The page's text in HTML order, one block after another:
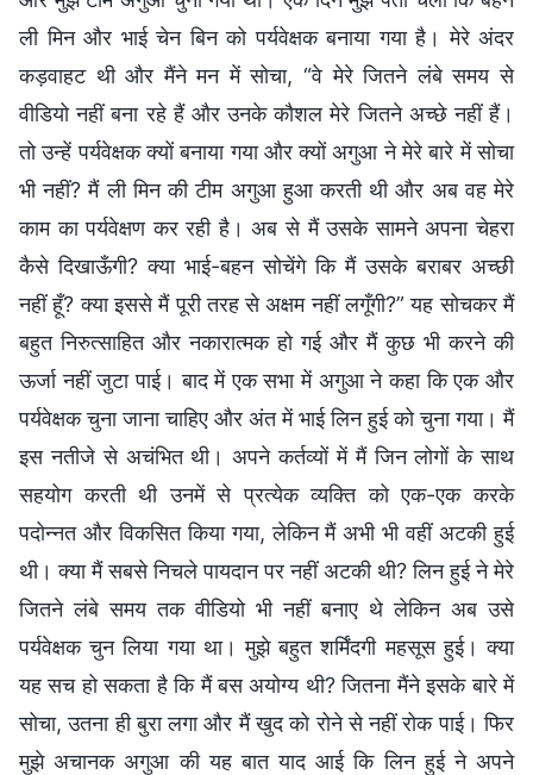
ली मिन और भाई चेन बिन को पर्यवेक्षक बनाया गया है। मेरे अंदर
कड़वाहट थी और मैंने मन में सोचा, “वे मेरे जितने लंबे समय से
वीडियो नहीं बना रहे हैं और उनके कौशल मेरे जितने अच्छे नहीं हैं।
तो उन्हें पर्यवेक्षक क्यों बनाया गया और क्यों अगुआ ने मेरे बारे में सोचा
भी नहीं? मैं ली मिन की टीम अगुआ हुआ करती थी और अब वह मेरे
काम का पर्यवेक्षण कर रही है। अब से मैं उसके सामने अपना चेहरा
कैसे दिखाऊँगी? क्या भाई-बहन सोचेंगे कि मैं उसके बराबर अच्छी
नहीं हूँ? क्या इससे मैं पूरी तरह से अक्षम नहीं लगूँगी?” यह सोचकर मैं
बहुत निरुत्साहित और नकारात्मक हो गई और मैं कुछ भी करने की
ऊर्जा नहीं जुटा पाई। बाद में एक सभा में अगुआ ने कहा कि एक और
पर्यवेक्षक चुना जाना चाहिए और अंत में भाई लिन हुई को चुना गया। मैं
इस नतीजे से अचंभित थी। अपने कर्तव्यों में मैं जिन लोगों के साथ
सहयोग करती थी उनमें से प्रत्येक व्यक्ति को एक-एक करके
पदोन्नत और विकसित किया गया, लेकिन मैं अभी भी वहीं अटकी हुई
थी। क्या मैं सबसे निचले पायदान पर नहीं अटकी थी? लिन हुई ने मेरे
जितने लंबे समय तक वीडियो भी नहीं बनाए थे लेकिन अब उसे
पर्यवेक्षक चुन लिया गया था। मुझे बहुत शर्मिंदगी महसूस हुई। क्या
यह सच हो सकता है कि मैं बस अयोग्य थी? जितना मैंने इसके बारे में
सोचा, उतना ही बुरा लगा और मैं खुद को रोने से नहीं रोक पाई। फिर
मुझे अचानक अगुआ की यह बात याद आई कि लिन हुई ने अपने